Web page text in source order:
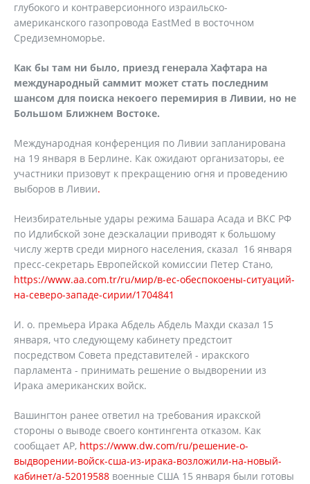
глубокого и контраверсионного израильско-
американского газопровода EastMed в восточном
Средиземноморье.
Как бы там ни было, приезд генерала Хафтара на
международный саммит может стать последним
шансом для поиска некоего перемирия в Ливии, но не
Большом Ближнем Востоке.
Международная конференция по Ливии запланирована
на 19 января в Берлине. Как ожидают организаторы, ее
участники призовут к прекращению огня и проведению
выборов в Ливии.
Неизбирательные удары режима Башара Асада и ВКС РФ
по Идлибской зоне деэскалации приводят к большому
числу жертв среди мирного населения, сказал 16 января
пресс-секретарь Европейской комиссии Петер Стано,
https://www.aa.com.tr/ru/мир/в-ес-обеспокоены-ситуаций-
на-северо-западе-сирии/1704841
И. о. премьера Ирака Абдель Абдель Махди сказал 15
января, что следующему кабинету предстоит
посредством Совета представителей - иракского
парламента - принимать решение о выдворении из
Ирака американских войск.
Вашингтон ранее ответил на требования иракской
стороны о выводе своего контингента отказом. Как
сообщает AP, https://www.dw.com/ru/решение-о-
выдворении-войск-сша-из-ирака-возложили-на-новый-
кабинет/a-52019588 военные США 15 января были готовы